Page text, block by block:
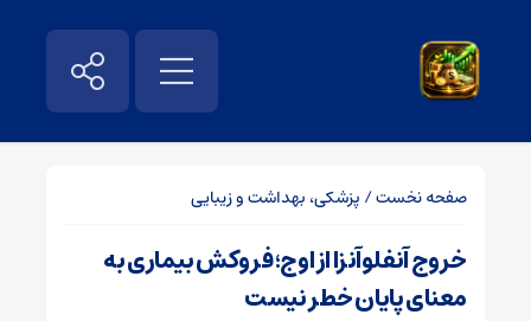
صفحه نخست/ پزشکی، بهداشت و زیبایی
خروج آنفلوآنزا از اوج؛ فروکش بیماری به
معنای پایان خطر نیست